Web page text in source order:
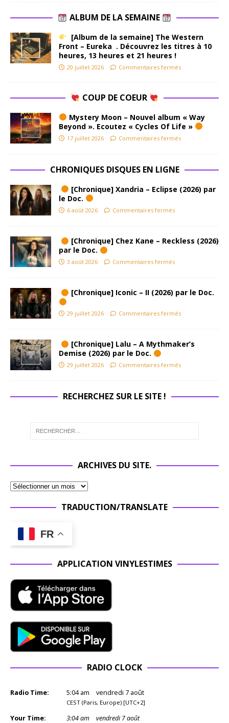
ALBUM DE LA SEMAINE
[Album de la semaine] The Western
Front – Eureka . Découvrez les titres à 10
heures, 13 heures et 21 heures !
20 juillet 2026 Commentaires fermés
COUP DE COEUR
Mystery Moon – Nouvel album « Way
Beyond ». Ecoutez « Cycles Of Life »
17 juillet 2026 Commentaires fermés
CHRONIQUES DISQUES EN LIGNE
[Chronique] Xandria – Eclipse (2026) par
le Doc.
6 août 2026 Commentaires fermés
[Chronique] Chez Kane – Reckless (2026)
par le Doc.
3 août 2026 Commentaires fermés
[Chronique] Iconic – II (2026) par le Doc.
29 juillet 2026 Commentaires fermés
[Chronique] Lalu – A Mythmaker’s
Demise (2026) par le Doc.
29 juillet 2026 Commentaires fermés
RECHERCHEZ SUR LE SITE !
ARCHIVES DU SITE.
TRADUCTION/TRANSLATE
FR
APPLICATION VINYLESTIMES
RADIO CLOCK
Radio Time: 5:04 am vendredi 7 août
CEST (Paris, Europe) [UTC+2]
Your Time: 3:04am vendredi 7 août